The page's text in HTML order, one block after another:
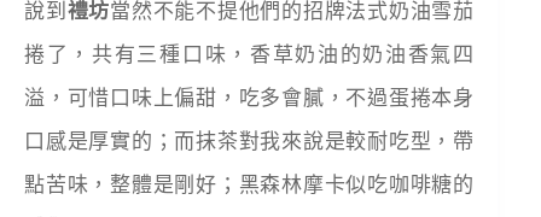
說到 禮坊當然不能不提他們的招牌法式奶油雪茄
捲了，共有三種口味，香草奶油的奶油香氣四
溢，可惜口味上偏甜，吃多會膩，不過蛋捲本身
口感是厚實的；而抹茶對我來說是較耐吃型，帶
點苦味，整體是剛好；黑森林摩卡似吃咖啡糖的